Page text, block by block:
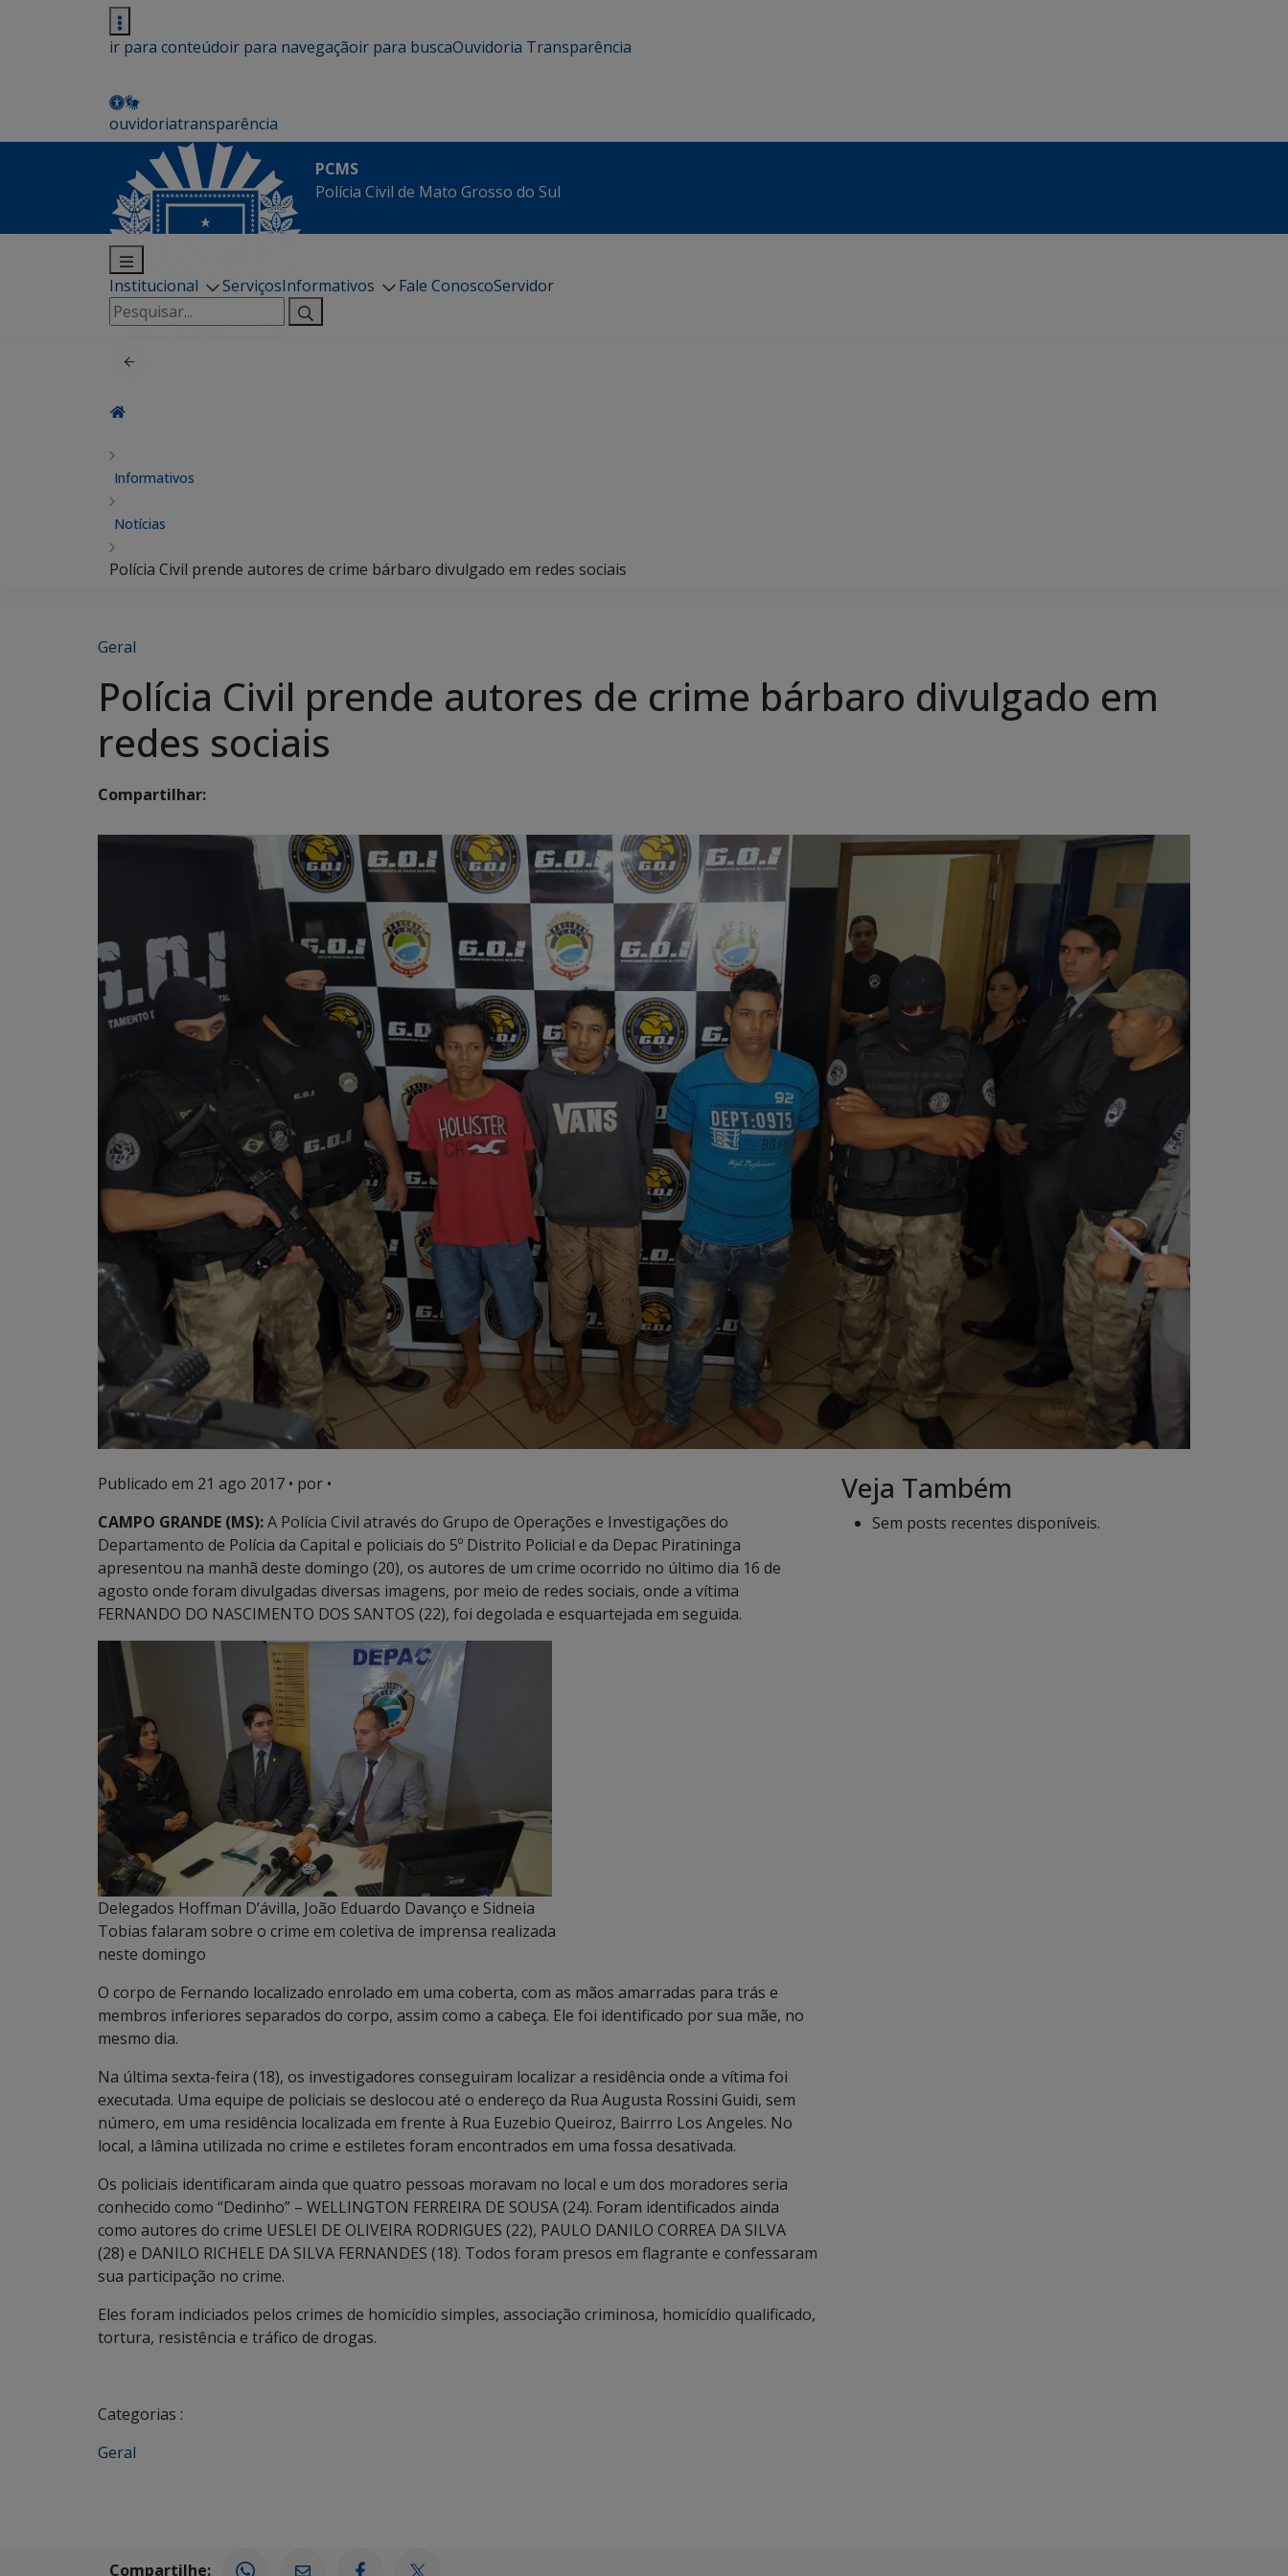
ir para conteúdoir para navegaçãoir para buscaOuvidoria Transparência
ouvidoriatransparência
PCMS
Polícia Civil de Mato Grosso do Sul
Institucional ServiçosInformativos Fale ConoscoServidor
Pesquisar
por:
Informativos
Notícias
Polícia Civil prende autores de crime bárbaro divulgado em redes sociais
Geral
Polícia Civil prende autores de crime bárbaro divulgado em
redes sociais
Compartilhar:
Publicado em 21 ago 2017 • por •
CAMPO GRANDE (MS):A Polícia Civil através do Grupo de Operações e Investigações do
Departamento de Polícia da Capital e policiais do 5º Distrito Policial e da Depac Piratininga
apresentou na manhã deste domingo (20), os autores de um crime ocorrido no último dia 16 de
agosto onde foram divulgadas diversas imagens, por meio de redes sociais, onde a vítima
FERNANDO DO NASCIMENTO DOS SANTOS (22), foi degolada e esquartejada em seguida.
Delegados Hoffman D’ávilla, João Eduardo Davanço e Sidneia
Tobias falaram sobre o crime em coletiva de imprensa realizada
neste domingo
O corpo de Fernando localizado enrolado em uma coberta, com as mãos amarradas para trás e
membros inferiores separados do corpo, assim como a cabeça. Ele foi identificado por sua mãe, no
mesmo dia.
Na última sexta-feira (18), os investigadores conseguiram localizar a residência onde a vítima foi
executada. Uma equipe de policiais se deslocou até o endereço da Rua Augusta Rossini Guidi, sem
número, em uma residência localizada em frente à Rua Euzebio Queiroz, Bairrro Los Angeles. No
local, a lâmina utilizada no crime e estiletes foram encontrados em uma fossa desativada.
Os policiais identificaram ainda que quatro pessoas moravam no local e um dos moradores seria
conhecido como “Dedinho” – WELLINGTON FERREIRA DE SOUSA (24). Foram identificados ainda
como autores do crime UESLEI DE OLIVEIRA RODRIGUES (22), PAULO DANILO CORREA DA SILVA
(28) e DANILO RICHELE DA SILVA FERNANDES (18). Todos foram presos em flagrante e confessaram
sua participação no crime.
Eles foram indiciados pelos crimes de homicídio simples, associação criminosa, homicídio qualificado,
tortura, resistência e tráfico de drogas.
Categorias :
Geral
Veja Também
Sem posts recentes disponíveis.
Compartilhe: